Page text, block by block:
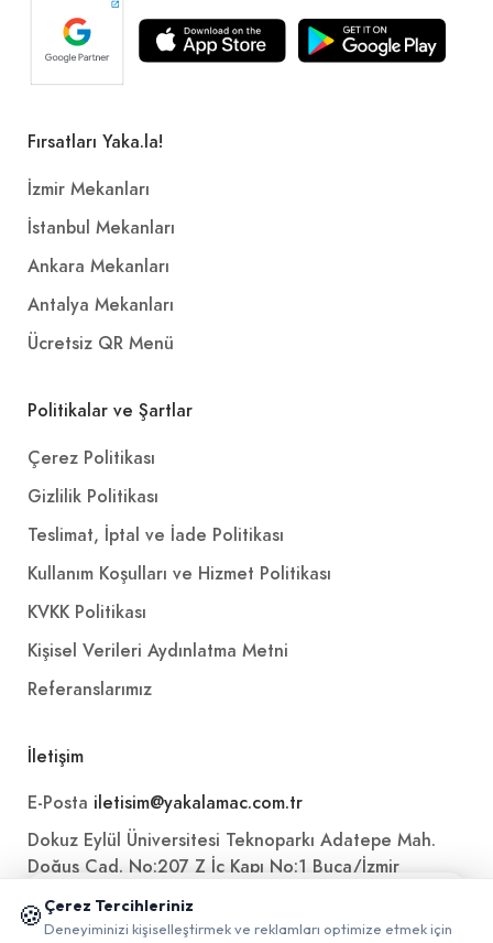
Fırsatları Yaka.la!
İzmir Mekanları
İstanbul Mekanları
Ankara Mekanları
Antalya Mekanları
Ücretsiz QR Menü
Politikalar ve Şartlar
Çerez Politikası
Gizlilik Politikası
Teslimat, İptal ve İade Politikası
Kullanım Koşulları ve Hizmet Politikası
KVKK Politikası
Kişisel Verileri Aydınlatma Metni
Referanslarımız
İletişim
E-Posta iletisim@yakalamac.com.tr
Dokuz Eylül Üniversitesi Teknoparkı Adatepe Mah.
Doğuş Cad. No:207 Z İç Kapı No:1 Buca/İzmir
🍪 Çerez Tercihleriniz
Deneyiminizi kişiselleştirmek ve reklamları optimize etmek için
📱 Mobil uygulamamızı keşfedin!
✖